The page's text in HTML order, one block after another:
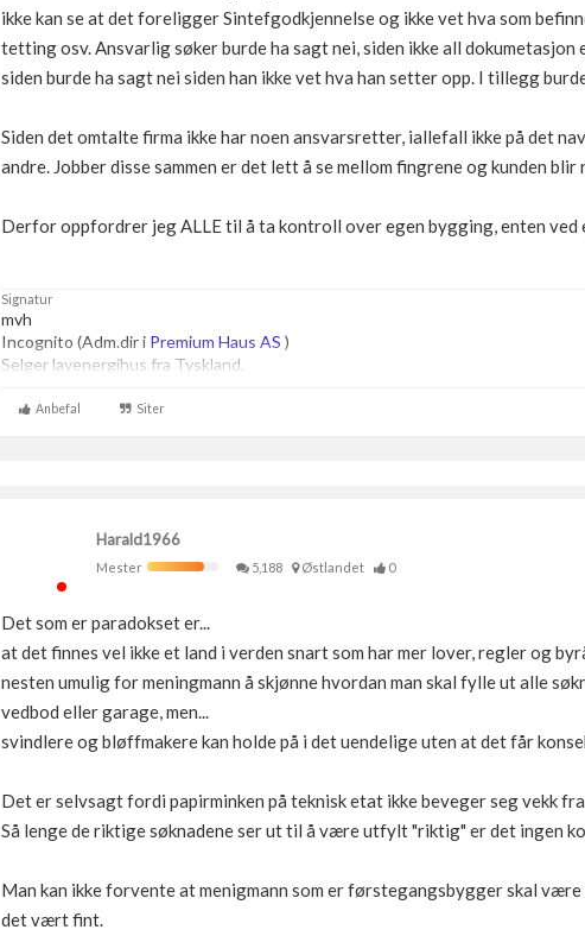
ikke kan se at det foreligger Sintefgodkjennelse og ikke vet hva som
tetting osv. Ansvarlig søker burde ha sagt nei, siden ikke all
siden burde ha sagt nei siden han ikke vet hva han setter opp. I tillegg
Siden det omtalte firma ikke har noen ansvarsretter, iallefall ikke på det
andre. Jobber disse sammen er det lett å se mellom fingrene og kunden
Derfor oppfordrer jeg ALLE til å ta kontroll over egen bygging, enten ved
Signatur
mvh
Incognito (Adm.dir i Premium Haus AS )
Selger lavenergihus fra Tyskland.
Anbefal Siter
Harald1966
Mester
5,188 Østlandet 0
Det som er paradokset er...
at det finnes vel ikke et land i verden snart som har mer lover, regler og
nesten umulig for meningmann å skjønne hvordan man skal fylle ut alle
vedbod eller garage, men...
svindlere og bløffmakere kan holde på i det uendelige uten at det får
Det er selvsagt fordi papirminken på teknisk etat ikke beveger seg vekk
Så lenge de riktige søknadene ser ut til å være utfylt "riktig" er det ingen
Man kan ikke forvente at menigmann som er førstegangsbygger skal
det vært fint.